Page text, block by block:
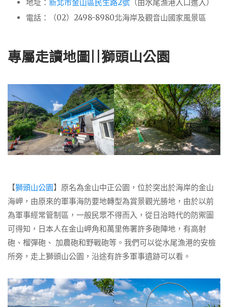
地址： 新北市金山區民生路2號 （由水尾漁港入口進入）
電話：（02）2498-8980北海岸及觀音山國家風景區
專屬走讀地圖||獅頭山公園
【獅頭山公園】原名為金山中正公園，位於突出於海岸的金山
海岬，由原來的軍事海防要地轉型為賞景觀光勝地，由於以前
為軍事經常管制區，一般民眾不得而入，從日治時代的防禦圖
可得知，日本人在金山岬角和萬里佈署許多砲陣地，有高射
砲、榴彈砲、 加農砲和野戰砲等。我們可以從水尾漁港的安檢
所旁，走上獅頭山公園，沿途有許多軍事遺跡可以看。